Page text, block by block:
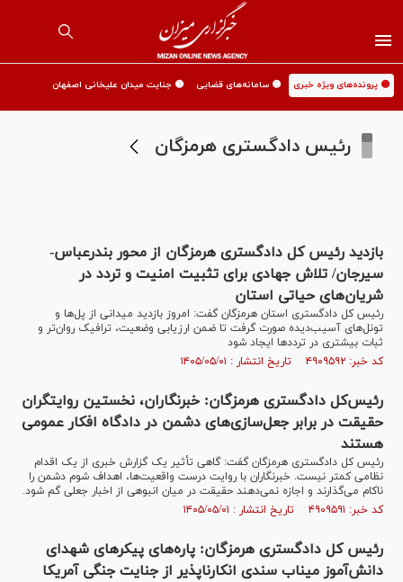
🟡 پرونده‌های ویژه خبری 🟡 سامانه‌های قضایی 🟡 جنایت میدان علیخانی اصفهان
رئیس دادگستری هرمزگان
بازدید رئیس کل دادگستری هرمزگان از محور بندرعباس-
سیرجان/ تلاش جهادی برای تثبیت امنیت و تردد در
شریان‌های حیاتی استان
رئیس کل دادگستری استان هرمزگان گفت: امروز بازدید میدانی از پل‌ها و
تونل‌های آسیب‌دیده صورت گرفت تا ضمن ارزیابی وضعیت، ترافیک روان‌تر و
ثبات بیشتری در تردد‌ها ایجاد شود
کد خبر: ۴۹۰۹۵۹۲ تاریخ انتشار : ۱۴۰۵/۰۵/۰۱
رئیس‌کل دادگستری هرمزگان: خبرنگاران، نخستین روایتگران
حقیقت در برابر جعل‌سازی‌های دشمن در دادگاه افکار عمومی
هستند
رئیس کل دادگستری هرمزگان گفت: گاهی تأثیر یک گزارش خبری از یک اقدام
نظامی کمتر نیست. خبرنگاران با روایت درست واقعیت‌ها، اهداف شوم دشمن را
ناکام می‌گذارند و اجازه نمی‌دهند حقیقت در میان انبوهی از اخبار جعلی گم شود.
کد خبر: ۴۹۰۹۵۹۱ تاریخ انتشار : ۱۴۰۵/۰۵/۰۱
رئیس کل دادگستری هرمزگان: پاره‌های پیکر‌های شهدای
دانش‌آموز میناب سندی انکارناپذیر از جنایت جنگی آمریکا